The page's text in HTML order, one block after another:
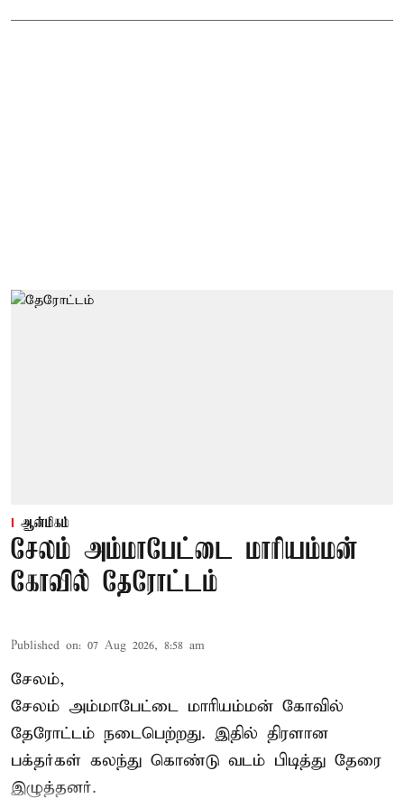
ஆன்மிகம்
சேலம் அம்மாபேட்டை மாரியம்மன்
கோவில் தேரோட்டம்
Published on: 07 Aug 2026, 8:58 am
சேலம்,
சேலம் அம்மாபேட்டை மாரியம்மன் கோவில்
தேரோட்டம் நடைபெற்றது. இதில் திரளான
பக்தர்கள் கலந்து கொண்டு வடம் பிடித்து தேரை
இழுத்தனர்.